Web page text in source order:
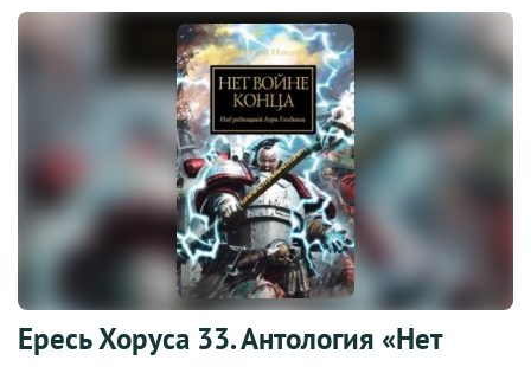
Ересь Хоруса 33. Антология «Нет